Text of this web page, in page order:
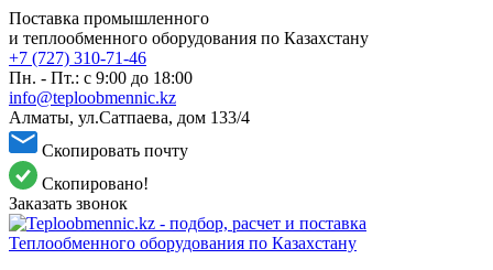
Поставка промышленного
и теплообменного оборудования по Казахстану
+7 (727) 310-71-46
Пн. - Пт.: с 9:00 до 18:00
info@teploobmennic.kz
Алматы, ул.Сатпаева, дом 133/4
Скопировать почту
Скопировано!
Заказать звонок